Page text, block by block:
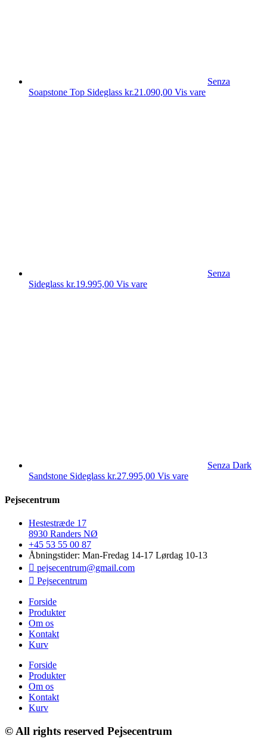
Senza
Soapstone Top Sideglass kr.21.090,00 Vis vare
Senza
Sideglass kr.19.995,00 Vis vare
Senza Dark
Sandstone Sideglass kr.27.995,00 Vis vare
Pejsecentrum
Hestestræde 17
8930 Randers NØ
+45 53 55 00 87
Åbningstider: Man-Fredag 14-17 Lørdag 10-13
pejsecentrum@gmail.com
Pejsecentrum
Forside
Produkter
Om os
Kontakt
Kurv
Forside
Produkter
Om os
Kontakt
Kurv
© All rights reserved Pejsecentrum